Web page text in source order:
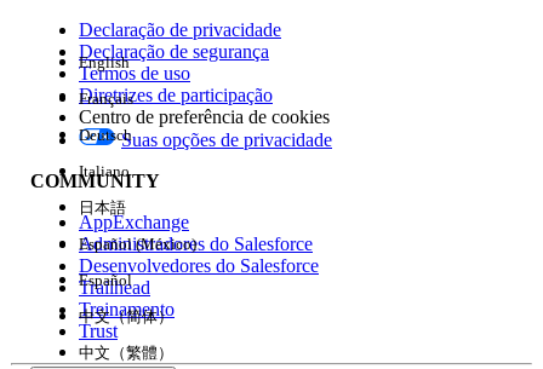
Edição
Experiência
Declaração de privacidade
Declaração de segurança
Termos de uso
Diretrizes de participação
Centro de preferência de cookies
Suas opções de privacidade
COMMUNITY
AppExchange
Administradores do Salesforce
Desenvolvedores do Salesforce
Trailhead
Treinamento
Trust
English
Français
Deutsch
Italiano
日本語
Español (México)
Español
中文（简体）
中文（繁體）